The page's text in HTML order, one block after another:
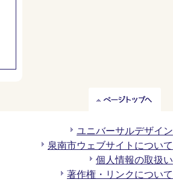
ト
ッ
プ
へ
ユニバーサルデザイン
泉南市ウェブサイトについて
個人情報の取扱い
著作権・リンクについて